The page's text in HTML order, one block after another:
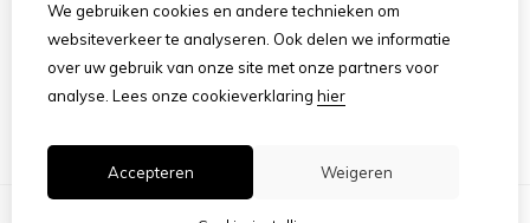
Nieuwsbrief
Klantenservice
Sitemap
We gebruiken cookies en andere technieken om
websiteverkeer te analyseren. Ook delen we informatie
over uw gebruik van onze site met onze partners voor
analyse. Lees onze cookieverklaring hier
Accepteren Weigeren